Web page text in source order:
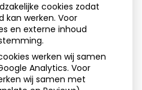
cookies zodat
kan werken. Voor
en externe inhoud
werken wij samen
Analytics. Voor
wij samen met